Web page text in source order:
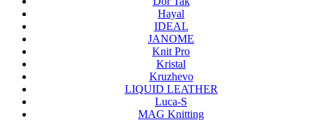
Hayal
IDEAL
JANOME
Knit Pro
Kristal
Kruzhevo
LIQUID LEATHER
Luca-S
MAG Knitting